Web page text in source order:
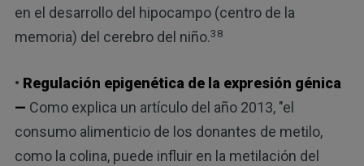
en el desarrollo del hipocampo (centro de la
memoria) del cerebro del niño.38
• Regulación epigenética de la expresión génica
— Como explica un artículo del año 2013, "el
consumo alimenticio de los donantes de metilo,
como la colina, puede influir en la metilación del